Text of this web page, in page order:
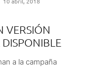
VERSIÓN
a la campaña